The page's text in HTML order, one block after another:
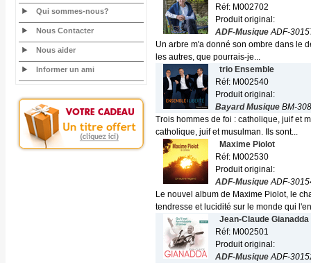
Qui sommes-nous?
Nous Contacter
Nous aider
Informer un ami
Réf: M002702
Produit original:
ADF-MusiqueADF-
Un arbre m'a donné son ombre dans le
les autres, que pourrais-je...
trio Ensemble
Réf: M002540
Produit original:
Bayard Musique BM-
Trois hommes de foi : catholique, juif et
catholique, juif et musulman. Ils sont...
Maxime Piolot
Réf: M002530
Produit original:
ADF-MusiqueADF-
Le nouvel album de Maxime Piolot, le
tendresse et lucidité sur le monde qui
Jean-Claude Gianadda
Réf: M002501
Produit original:
ADF-MusiqueADF-